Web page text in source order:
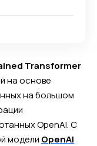
Transformer
на основе
на большом
OpenAI. С
модели OpenAI